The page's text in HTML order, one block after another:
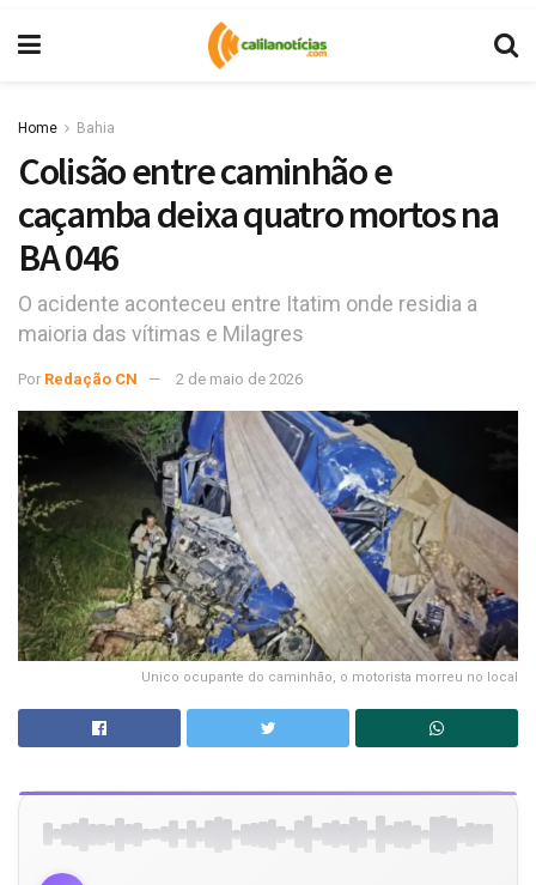
Home Bahia
Colisão entre caminhão e
caçamba deixa quatro mortos na
BA 046
O acidente aconteceu entre Itatim onde residia a
maioria das vítimas e Milagres
Por Redação CN 2 de maio de 2026
Unico ocupante do caminhão, o motorista morreu no local